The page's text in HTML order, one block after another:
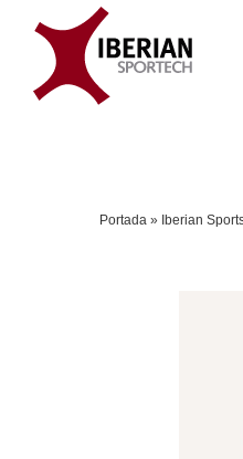
contenido
Portada» Iberian